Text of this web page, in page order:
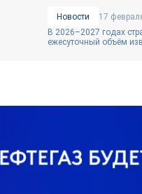
Новости
17
В 2026–2027 годах
ежесуточный объём